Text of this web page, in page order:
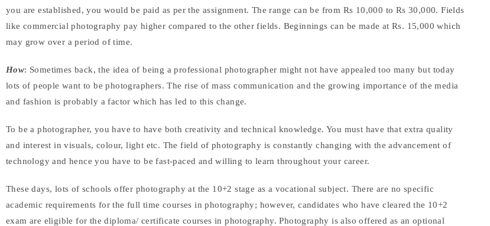
you are established, you would be paid as per the assignment. The range can be from Rs 10,000 to Rs 30,000. Fields
like commercial photography pay higher compared to the other fields. Beginnings can be made at Rs. 15,000 which
may grow over a period of time.
How: Sometimes back, the idea of being a professional photographer might not have appealed too many but today
lots of people want to be photographers. The rise of mass communication and the growing importance of the media
and fashion is probably a factor which has led to this change.
To be a photographer, you have to have both creativity and technical knowledge. You must have that extra quality
and interest in visuals, colour, light etc. The field of photography is constantly changing with the advancement of
technology and hence you have to be fast-paced and willing to learn throughout your career.
These days, lots of schools offer photography at the 10+2 stage as a vocational subject. There are no specific
academic requirements for the full time courses in photography; however, candidates who have cleared the 10+2
exam are eligible for the diploma/ certificate courses in photography. Photography is also offered as an optional